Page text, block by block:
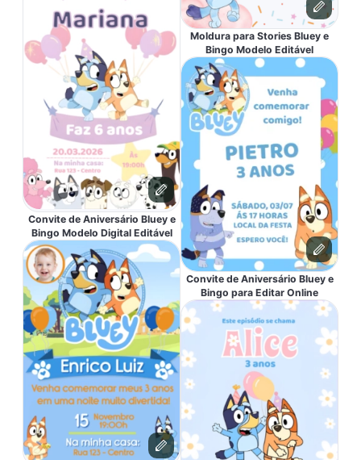
Convite de Aniversário Bluey e
Bingo Modelo Digital Editável
Moldura para Stories Bluey e
Bingo Modelo Editável
Convite de Aniversário Bluey e
Bingo para Editar Online